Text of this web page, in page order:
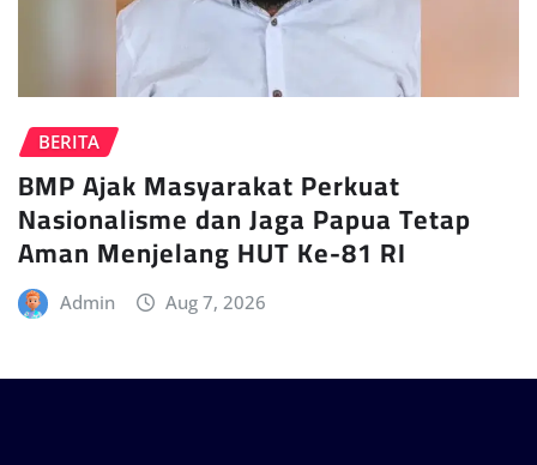
BERITA
BMP Ajak Masyarakat Perkuat
Nasionalisme dan Jaga Papua Tetap
Aman Menjelang HUT Ke-81 RI
Admin Aug 7, 2026